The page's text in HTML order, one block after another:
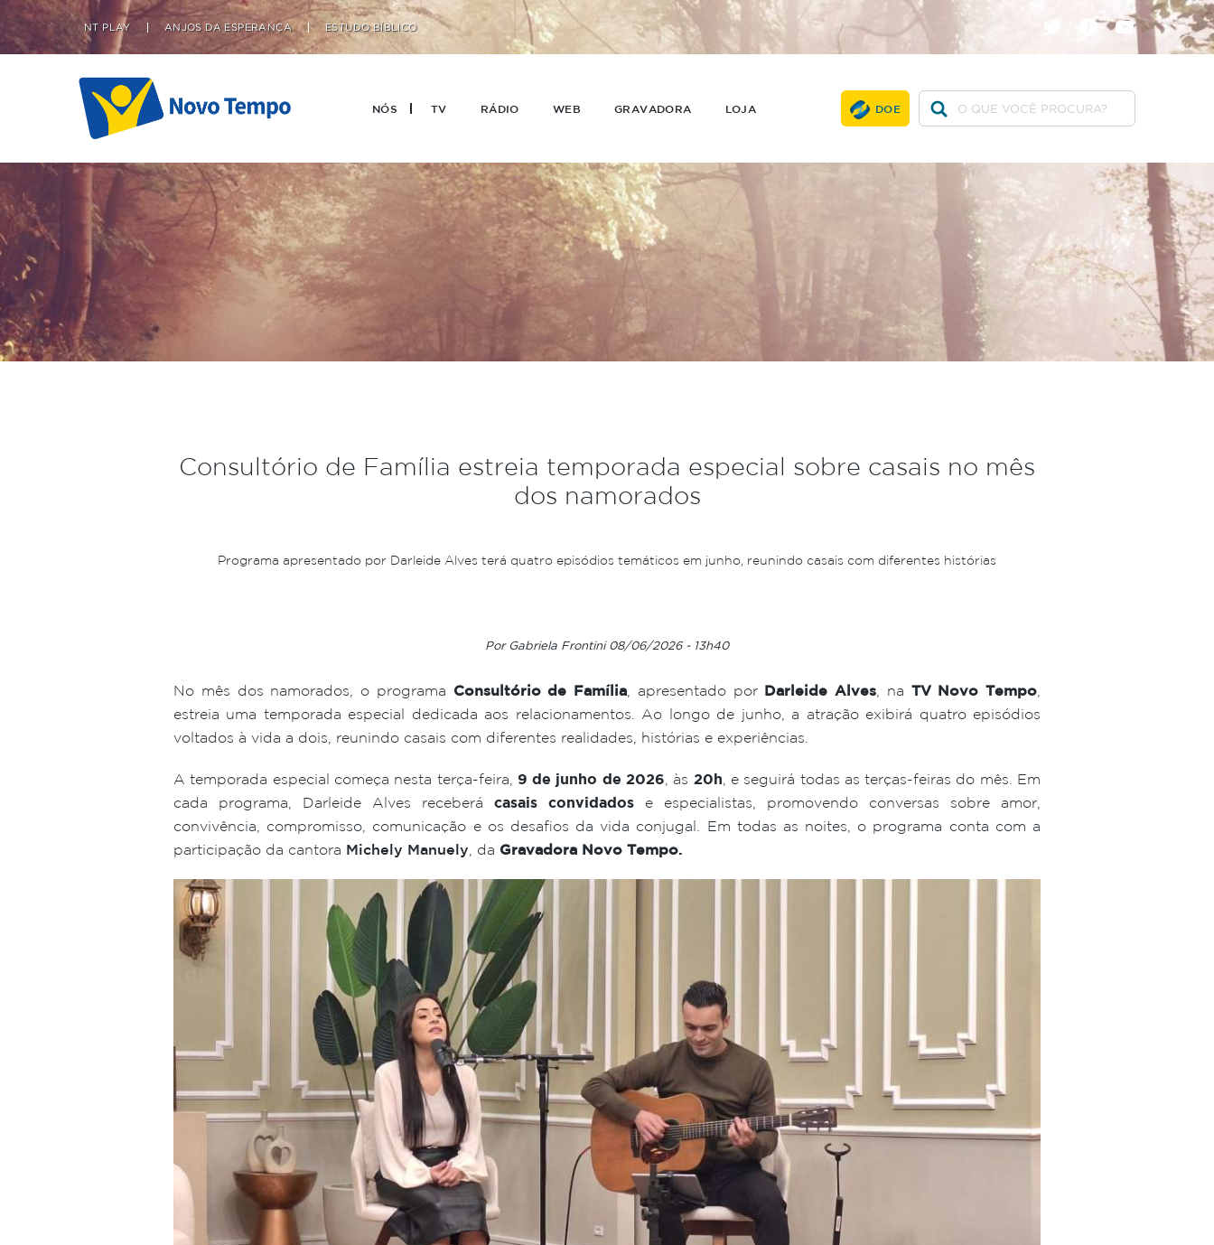
NÓS TV RÁDIO WEB
NT PLAY ANJOS DA ESPERANÇA ESTUDO BÍBLICO
GRAVADORA LOJA DOE
facebookyoutube
Consultório de Família estreia temporada especial sobre casais no mês
dos namorados
Programa apresentado por Darleide Alves terá quatro episódios temáticos em junho, reunindo casais com diferentes histórias
Por Gabriela Frontini 08/06/2026 - 13h40
No mês dos namorados, o programa Consultório de Família , apresentado por Darleide Alves , na TV Novo Tempo
estreia uma temporada especial dedicada aos relacionamentos. Ao longo de junho, a atração exibirá quatro episódios
voltados à vida a dois, reunindo casais com diferentes realidades, histórias e experiências.
A temporada especial começa nesta terça-feira, 9 de junho de 2026 , às 20h , e seguirá todas as terças-feiras do mês. Em
cada programa, Darleide Alves receberá casais convidados e especialistas, promovendo conversas sobre amor,
convivência, compromisso, comunicação e os desafios da vida conjugal. Em todas as noites, o programa conta com a
participação da cantora Michely Manuely , da Gravadora Novo Tempo.